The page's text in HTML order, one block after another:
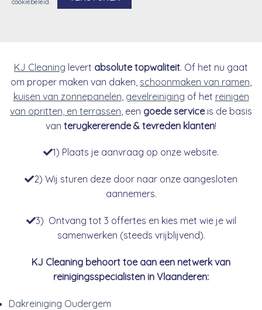
cookiebeleid.
KJ Cleaning levert absolute topwaliteit. Of het nu gaat
om proper maken van daken, schoonmaken van ramen
kuisen van zonnepanelen gevelreiniging of het reinigen
van opritten, en terrassen , een goede serviceis de basis
van terugkererende & tevreden klanten!
1) Plaats je aanvraag op onze website.
2) Wij sturen deze door naar onze aangesloten
aannemers.
3) Ontvang tot 3 offertes en kies met wie je wil
samenwerken (steeds vrijblijvend).
KJ Cleaning behoort toe aan een netwerk van
reinigingsspecialisten in Vlaanderen:
Dakreiniging Oudergem